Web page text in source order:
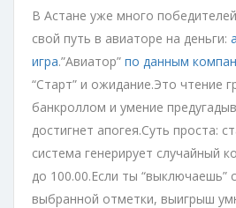
В Астане уже много
свой путь в авиаторе на деньги:
игра.”Авиатор” по данным
“Старт” и ожидание.Это чтение
банкроллом и умение
достигнет апогея.Суть проста:
система генерирует случайный
до 100.00.Если ты “выключаешь”
выбранной отметки, выигрыш